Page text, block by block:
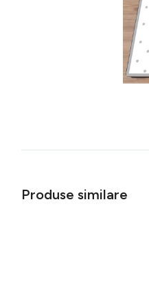
Produse similare